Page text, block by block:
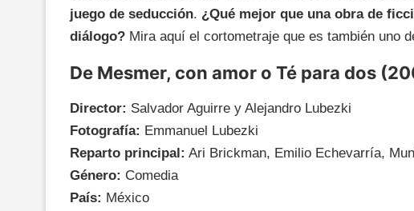
juego de seducción. ¿Qué mejor que una obra de
diálogo? Mira aquí el cortometraje que es también uno
De Mesmer, con amor o Té para dos
Director: Salvador Aguirre y Alejandro Lubezki
Fotografía: Emmanuel Lubezki
Reparto principal: Ari Brickman, Emilio Echevarría,
Género: Comedia
País: México